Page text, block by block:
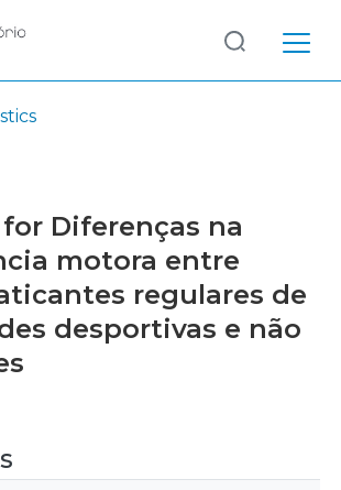
Diferenças na
motora entre
regulares de
desportivas e não